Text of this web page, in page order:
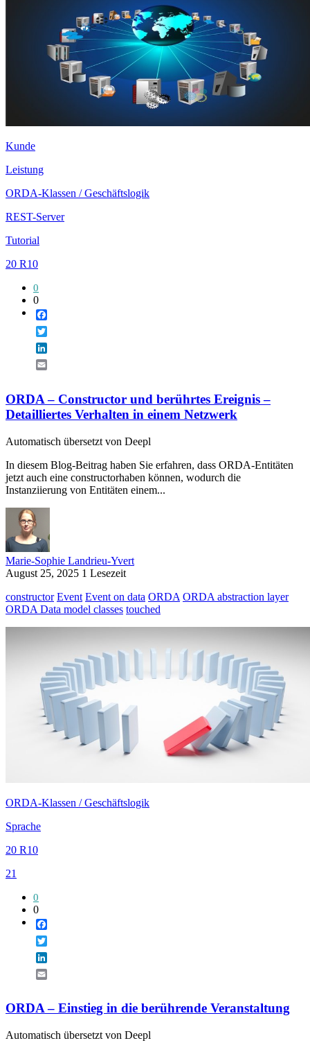
Kunde
Leistung
ORDA-Klassen / Geschäftslogik
REST-Server
Tutorial
20 R10
0
0
ORDA – Constructor und berührtes Ereignis –
Detailliertes Verhalten in einem Netzwerk
Automatisch übersetzt von Deepl
In diesem Blog-Beitrag haben Sie erfahren, dass ORDA-Entitäten
jetzt auch eine constructorhaben können, wodurch die
Instanziierung von Entitäten einem...
Marie-Sophie Landrieu-Yvert
August 25, 2025 1 Lesezeit
constructor Event Event on data ORDA ORDA abstraction layer
ORDA Data model classes touched
ORDA-Klassen / Geschäftslogik
Sprache
20 R10
21
0
0
ORDA – Einstieg in die berührende Veranstaltung
Automatisch übersetzt von Deepl